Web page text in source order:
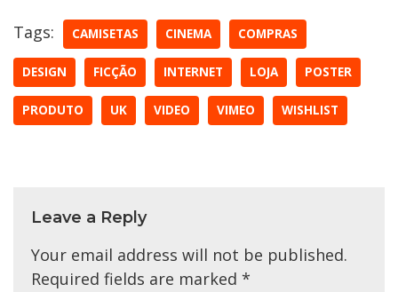
Tags: CAMISETAS CINEMA COMPRAS
DESIGN FICÇÃO INTERNET LOJA POSTER
PRODUTO UK VIDEO VIMEO WISHLIST
Leave a Reply
Your email address will not be published.
Required fields are marked *